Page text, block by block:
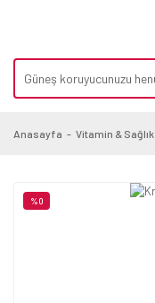
Anasayfa Vitamin & Sağlık
%0